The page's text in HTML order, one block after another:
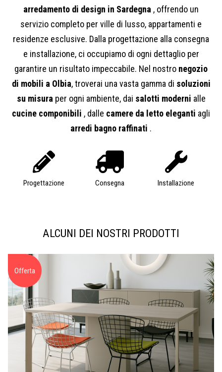
arredamento di design in Sardegna , offrendo un
servizio completo per ville di lusso, appartamenti e
residenze esclusive. Dalla progettazione alla consegna
e installazione, ci occupiamo di ogni dettaglio per
garantire un risultato impeccabile. Nel nostro negozio
di mobili a Olbia, troverai una vasta gamma di soluzioni
su misura per ogni ambiente, dai salotti moderni alle
cucine componibili , dalle camere da letto eleganti agli
arredi bagno raffinati .
Progettazione Consegna Installazione
ALCUNI DEI NOSTRI PRODOTTI
Offerta